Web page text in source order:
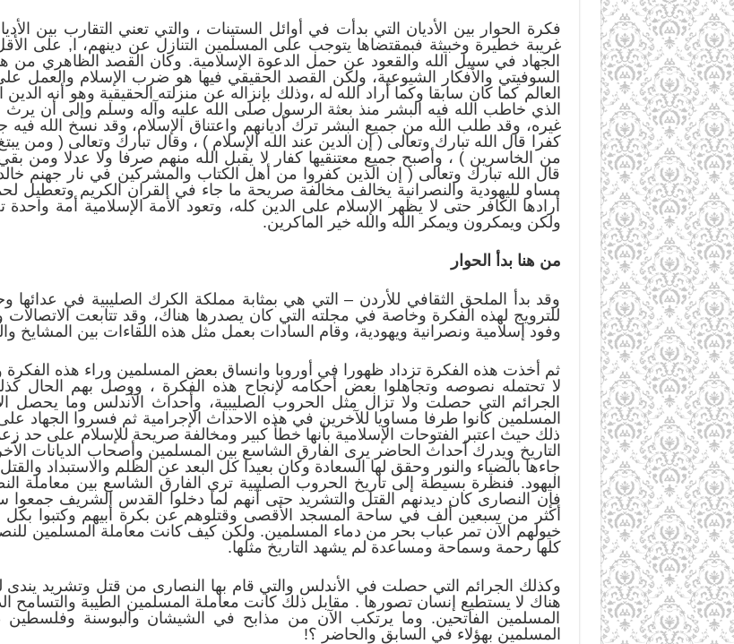
فكرة الحوار بين الأديان التي بدأت في أوائل الستينات ، والتي تعني التقارب بين
غريبة خطيرة وخبيثة فبمقتضاها يتوجب على المسلمين التنازل عن دينهم، ا, على
الجهاد في سبيل الله والقعود عن حمل الدعوة الإسلامية. وكان القصد الظاهري من
السوفيتي والأفكار الشيوعية، ولكن القصد الحقيقي فيها هو ضرب الإسلام والعمل
العالم كما كان سابقا وكما أراد الله له ،وذلك بإنزاله عن منزلته الحقيقية وهو أنه
الذي خاطب الله فيه البشر منذ بعثة الرسول صلى الله عليه وآله وسلم وإلى أن يرث
غيره، وقد طلب الله من جميع البشر ترك أديانهم واعتناق الإسلام، وقد نسخ الله
كفرا قال الله تبارك وتعالى ( إن الدين عند الله الإسلام ) ، وقال تبارك وتعالى ( ومن
من الخاسرين ) ، وأصبح جميع معتنقيها كفار لا يقبل الله منهم صرفا ولا عدلا ومن
قال الله تبارك وتعالى ( إن الذين كفروا من أهل الكتاب والمشركين في نار جهنم
مساو لليهودية والنصرانية يخالف مخالفة صريحة ما جاء في القران الكريم وتعطيل
أرادها الكافر حتى لا يظهر الإسلام على الدين كله، وتعود الأمة الإسلامية أمة
ولكن ويمكرون ويمكر الله والله خير الماكرين.
من هنا بدأ الحوار
وقد بدأ الملحق الثقافي للأردن – التي هي بمثابة مملكة الكرك الصليبية في
للترويج لهذه الفكرة وخاصة في مجلته التي كان يصدرها هناك، وقد تتابعت
وفود إسلامية ونصرانية ويهودية، وقام السادات بعمل مثل هذه اللقاءات بين المشايخ
ثم أخذت هذه الفكرة تزداد ظهورا في أوروبا وانساق بعض المسلمين وراء هذه
لا تحتمله نصوصه وتجاهلوا بعض أحكامه لإنجاح هذه الفكرة ، ووصل بهم الحال
الجرائم التي حصلت ولا تزال مثل الحروب الصليبية، وأحداث الأندلس وما يحصل
المسلمين كانوا طرفا مساويا للآخرين في هذه الاحداث الإجرامية ثم فسروا
ذلك حيث اعتبر الفتوحات الإسلامية بأنها خطأ كبير ومخالفة صريحة للإسلام على
التاريخ ويدرك أحداث الحاضر يرى الفارق الشاسع بين المسلمين وأصحاب الديانات
جاءها بالضياء والنور وحقق لها السعادة وكان بعيدا كل البعد عن الظلم والاستبداد
اليهود. فنظرة بسيطة إلى تاريخ الحروب الصليبية تري الفارق الشاسع بين معاملة
فإن النصارى كان ديدنهم القتل والتشريد حتى أنهم لما دخلوا القدس الشريف
أكثر من سبعين ألف في ساحة المسجد الأقصى وقتلوهم عن بكرة أبيهم وكتبوا بكل
خيولهم الآن تمر عباب بحر من دماء المسلمين. ولكن كيف كانت معاملة المسلمين
كلها رحمة وسماحة ومساعدة لم يشهد التاريخ مثلها.
وكذلك الجرائم التي حصلت في الأندلس والتي قام بها النصارى من قتل وتشريد يندى
هناك لا يستطيع إنسان تصورها . مقابل ذلك كانت معاملة المسلمين الطيبة والتسامح
المسلمين الفاتحين. وما يرتكب الآن من مذابح في الشيشان والبوسنة
المسلمين بهؤلاء في السابق والحاضر ؟!